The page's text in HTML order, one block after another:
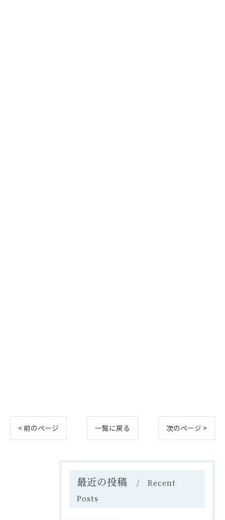
< 前のページ 一覧に戻る 次のページ >
最近の投稿
Recent
Posts